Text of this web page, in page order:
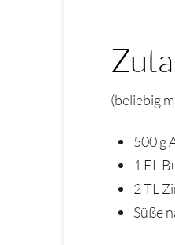
(beliebig
500 g
1 EL
2 TL
Süße